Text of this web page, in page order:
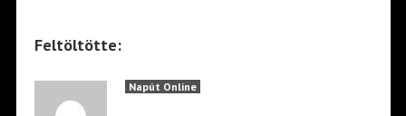
Feltöltötte:
Napút Online